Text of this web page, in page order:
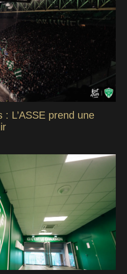
L’ASSE prend une